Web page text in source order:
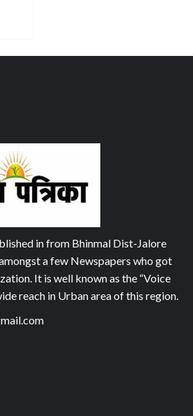
in from Bhinmal Dist-Jalore
a few Newspapers who got
It is well known as the “Voice
reach in Urban area of this region.